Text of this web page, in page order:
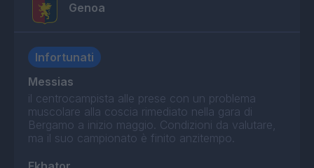
Genoa
Infortunati
Messias
il centrocampista alle prese con un problema
muscolare alla coscia rimediato nella gara di
Bergamo a inizio maggio. Condizioni da valutare,
ma il suo campionato è finito anzitempo.